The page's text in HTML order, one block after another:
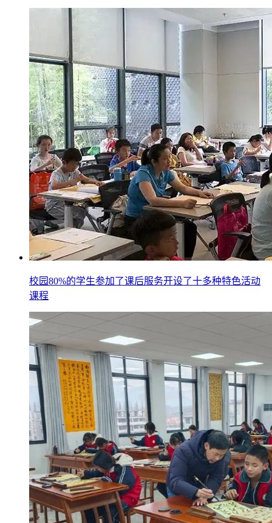
校园80%的学生参加了课后服务开设了十多种特色活动
课程